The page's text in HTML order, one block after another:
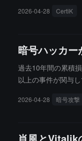
リティ監査は業界
イアンス能力を構
なハードルとなって
2026-04-28 CertiK
暗号ハッカ
過去10年間の累積
以上の事件が関与
2026-04-28 暗号攻撃